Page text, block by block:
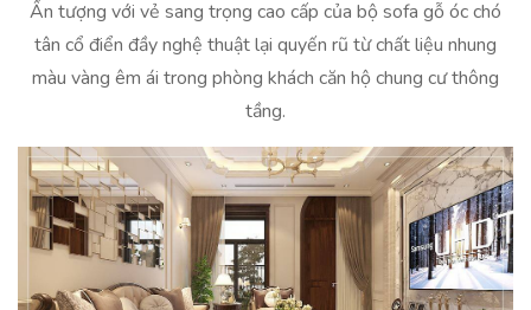
Ấn tượng với vẻ sang trọng cao cấp của bộ sofa gỗ óc chó
tân cổ điển đầy nghệ thuật lại quyến rũ từ chất liệu nhung
màu vàng êm ái trong phòng khách căn hộ chung cư thông
tầng.